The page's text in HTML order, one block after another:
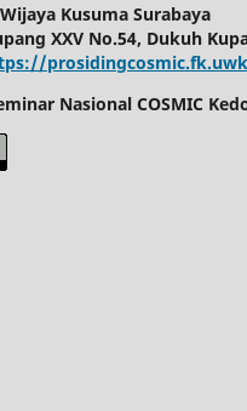
Kusuma Surabaya
XXV No.54, Dukuh
Nasional COSMIC